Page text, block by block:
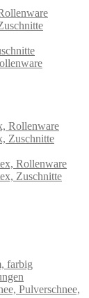
Rollenware
Zuschnitte
Rollenware
Zuschnitte
farbig
Pulverschnee,